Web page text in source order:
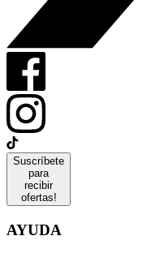
Suscríbete
para
recibir
ofertas!
AYUDA